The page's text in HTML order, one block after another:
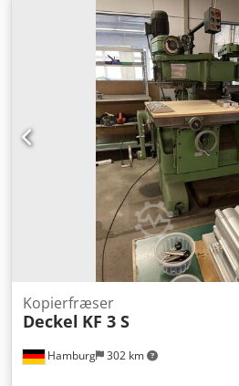
Hamburg 302 km
Kopierfræser
Deckel KF 3 S